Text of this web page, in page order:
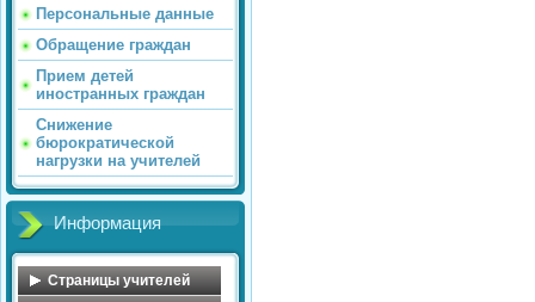
Персональные данные
Обращение граждан
Прием детей
иностранных граждан
Снижение
бюрократической
нагрузки на учителей
Информация
Страницы учителей